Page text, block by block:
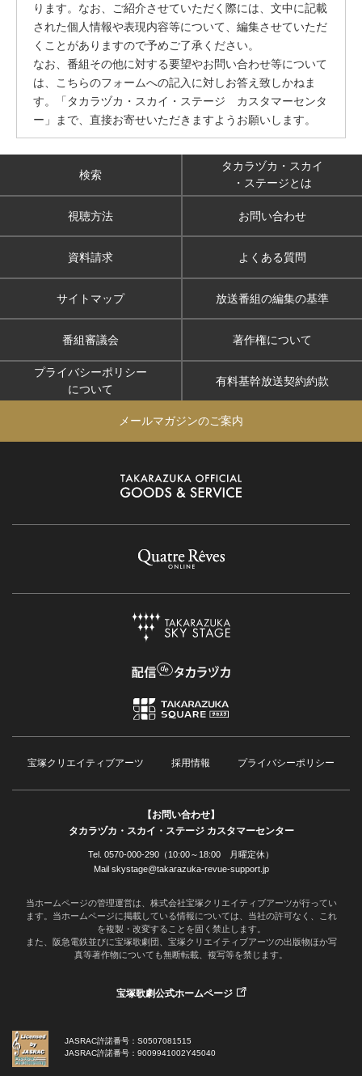
ります。なお、ご紹介させていただく際には、文中に記載
された個人情報や表現内容等について、編集させていただ
くことがありますので予めご了承ください。
なお、番組その他に対する要望やお問い合わせ等について
は、こちらのフォームへの記入に対しお答え致しかねま
す。「タカラヅカ・スカイ・ステージ カスタマーセンタ
ー」まで、直接お寄せいただきますようお願いします。
検索
タカラヅカ・スカイ
・ステージとは
視聴方法 お問い合わせ
資料請求 よくある質問
サイトマップ 放送番組の編集の基準
番組審議会 著作権について
プライバシーポリシー
について
有料基幹放送契約約款
メールマガジンのご案内
宝塚クリエイティブアーツ 採用情報 プライバシーポリシー
【お問い合わせ】
タカラヅカ・スカイ・ステージ カスタマーセンター
Tel. 0570-000-290（10:00～18:00 月曜定休）
Mail skystage@takarazuka-revue-support.jp
当ホームページの管理運営は、株式会社宝塚クリエイティブアーツが行ってい
ます。当ホームページに掲載している情報については、当社の許可なく、これ
を複製・改変することを固く禁止します。
また、阪急電鉄並びに宝塚歌劇団、宝塚クリエイティブアーツの出版物ほか写
真等著作物についても無断転載、複写等を禁じます。
宝塚歌劇公式ホームページ
JASRAC許諾番号：S0507081515
JASRAC許諾番号：9009941002Y45040